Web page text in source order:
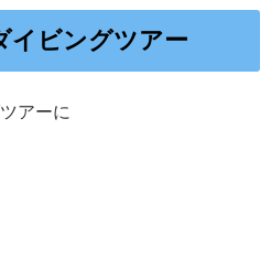
イビングツアー
アーに